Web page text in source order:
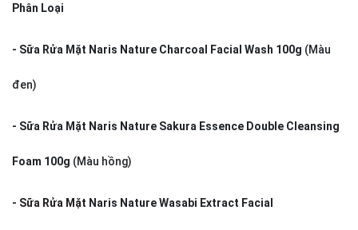
Phân Loại
- Sữa Rửa Mặt Naris Nature Charcoal Facial Wash 100g (Màu
đen)
- Sữa Rửa Mặt Naris Nature Sakura Essence Double Cleansing
Foam 100g (Màu hồng)
- Sữa Rửa Mặt Naris Nature Wasabi Extract Facial